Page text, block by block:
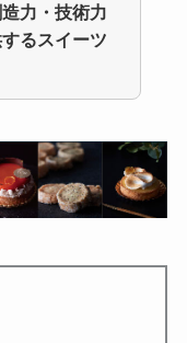
力・技術力
るスイーツ